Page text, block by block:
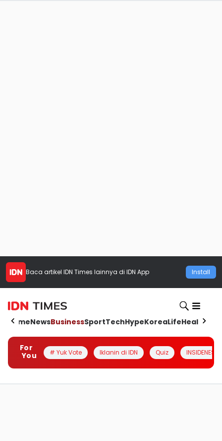
Baca artikel IDN Times lainnya di IDN App Install
HomeNewsBusinessSportTechHypeKoreaLifeHealth
For
You
# Yuk Vote Iklanin di IDN Quiz INSIDENESIA